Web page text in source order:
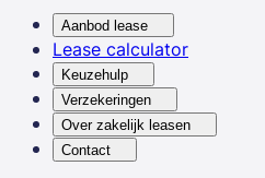
Aanbod lease
Lease calculator
Keuzehulp
Verzekeringen
Over zakelijk leasen
Contact